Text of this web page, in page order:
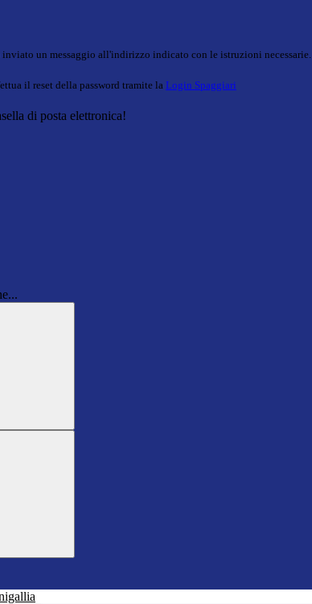
inviato un messaggio all'indirizzo indicato con le istruzioni necessarie.
il reset della password tramite la Login Spaggiari
di posta elettronica!